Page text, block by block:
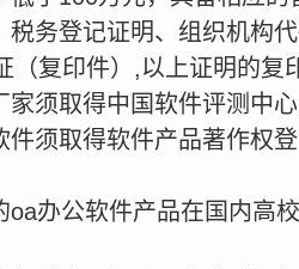
税务登记证明、组织机构
（复印件）,以上证明的复
家须取得中国软件评测中
件须取得软件产品著作权
oa办公软件产品在国内高